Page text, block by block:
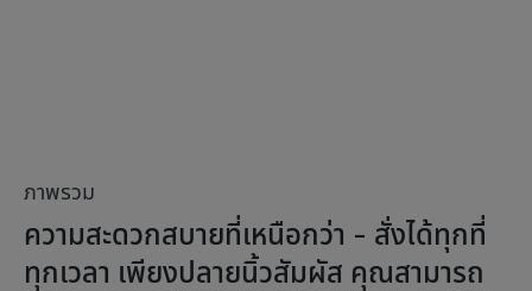
ภาพรวม
ความสะดวกสบายที่เหนือกว่า - สั่งได้ทุกที่
ทุกเวลา เพียงปลายนิ้วสัมผัส คุณสามารถ